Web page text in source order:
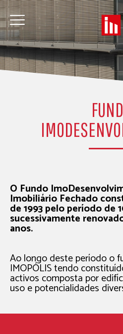
O Fundo
Imobiliário Fechado
de 1993 pelo período de
sucessivamente
anos.
Ao longo deste período o
IMOPÓLIS tendo
activos composta por
uso e potencialidades